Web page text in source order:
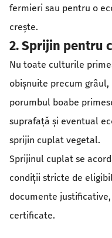
fermieri sau pentru o
crește.
2. Sprijin pentru
Nu toate culturile
obișnuite precum
porumbul boabe
suprafață și eventual
sprijin cuplat vegetal.
Sprijinul cuplat se
condiții stricte de
documente
certificate.